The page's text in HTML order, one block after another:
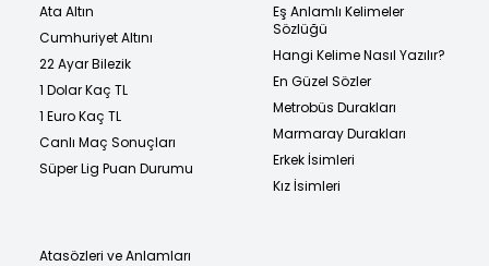
Ata Altın
Cumhuriyet Altını
22 Ayar Bilezik
1 Dolar Kaç TL
1 Euro Kaç TL
Canlı Maç Sonuçları
Süper Lig Puan Durumu
Eş Anlamlı Kelimeler
Sözlüğü
Hangi Kelime Nasıl Yazılır?
En Güzel Sözler
Metrobüs Durakları
Marmaray Durakları
Erkek İsimleri
Kız İsimleri
Atasözleri ve Anlamları